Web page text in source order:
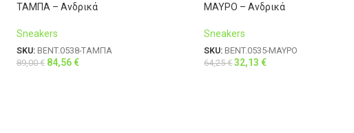
ΤΑΜΠΑ – Ανδρικά
Sneakers
SKU: BENT.0538-ΤΑΜΠΑ
89,00€ 84,56€
ΜΑΥΡΟ – Ανδρικά
Sneakers
SKU: BENT.0535-ΜΑΥΡΟ
64,25€ 32,13€